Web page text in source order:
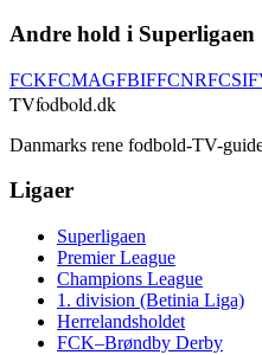
Andre hold i Superligaen
FCKFCMAGFBIFFCNRFCSIF
TVfodbold.dk
Danmarks rene fodbold-TV-
Ligaer
Superligaen
Premier League
Champions League
1. division (Betinia Liga)
Herrelandsholdet
FCK–Brøndby Derby